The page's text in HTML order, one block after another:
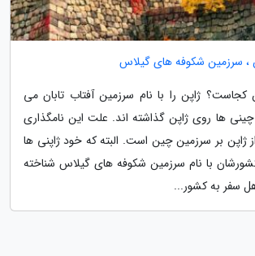
، سرزمین شکوفه های گیلاس
ژاپن را با نام سرزمین آفتاب تابان می
چینی ها روی ژاپن گذاشته اند. علت این نامگذاری
ژاپن بر سرزمین چین است. البته که خود ژاپنی ها
با نام سرزمین شکوفه های گیلاس شناخته
سفر به کشور...